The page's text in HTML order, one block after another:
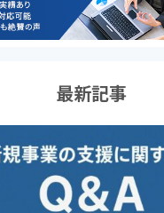
最新記事